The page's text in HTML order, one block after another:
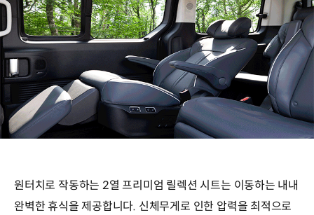
원터치로 작동하는 2열 프리미엄 릴렉션 시트는 이동하는 내내
완벽한 휴식을 제공합니다. 신체무게로 인한 압력을 최적으로